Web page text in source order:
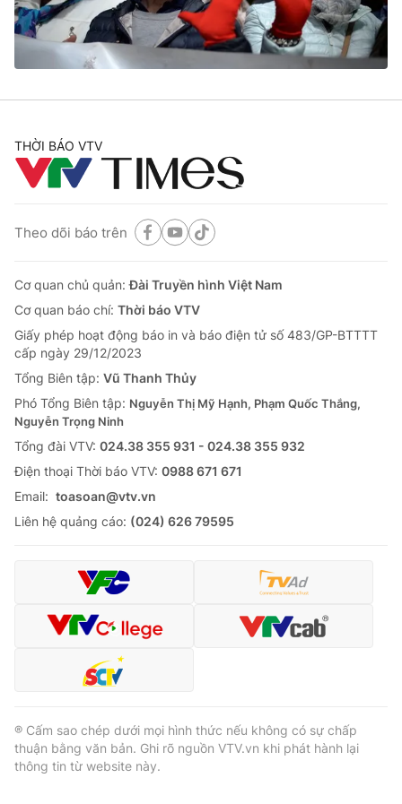
Thị trường 24h Tấm lòng Việt
VTV4 Vươn mình bằng AI
Liên hệ tòa soạn English
Theo dõi báo trên
Cơ quan chủ quản: Đài Truyền hình Việt Nam
Cơ quan báo chí:Thời báo VTV
Giấy phép hoạt động báo in và báo điện tử số 483/GP-BTTTT
cấp ngày 29/12/2023
Tổng Biên tập:Vũ Thanh Thủy
Phó Tổng Biên tập: Nguyễn Thị Mỹ Hạnh, Phạm Quốc Thắng,
Ðiện thoại Thời báo VTV:
Email:toasoan@vtv.vn
Liên hệ quảng cáo:024-7300.7108
THỜI BÁO VTV
Theo dõi báo trên
Cơ quan chủ quản:Đài Truyền hình Việt Nam
Cơ quan báo chí: Thời báo VTV
Giấy phép hoạt động báo in và báo điện tử số 483/GP-BTTTT
cấp ngày 29/12/2023
Tổng Biên tập: Vũ Thanh Thủy
Phó Tổng Biên tập: Nguyễn Thị Mỹ Hạnh, Phạm Quốc Thắng,
Nguyễn Trọng Ninh
Tổng đài VTV: 024.38 355 931 - 024.38 355 932
Ðiện thoại Thời báo VTV: 0988 671 671
Email: toasoan@vtv.vn
Liên hệ quảng cáo: (024) 626 79595
® Cấm sao chép dưới mọi hình thức nếu không có sự chấp
thuận bằng văn bản. Ghi rõ nguồn VTV.vn khi phát hành lại
thông tin từ website này.